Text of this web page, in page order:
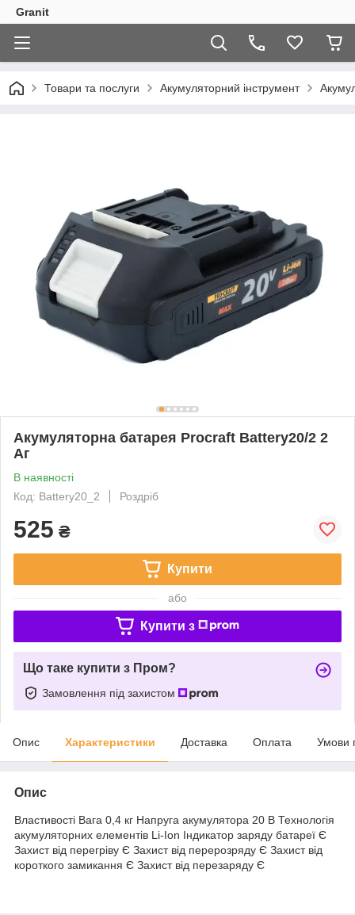
Granit
Товари та послуги Акумуляторний інструмент
Акумуляторна батарея Procraft Battery20/2 2
Аг
В наявності
Код: Battery20_2
Роздріб
525 ₴
Купити
або
Купити з
Що таке купити з Пром?
Замовлення під захистом
Опис Характеристики Доставка Оплата Умови
Опис
Властивості Вага 0,4 кг Напруга акумулятора 20 В Технологія
акумуляторних елементів Li-Ion Індикатор заряду батареї Є
Захист від перегріву Є Захист від перерозряду Є Захист від
короткого замикання Є Захист від перезаряду Є